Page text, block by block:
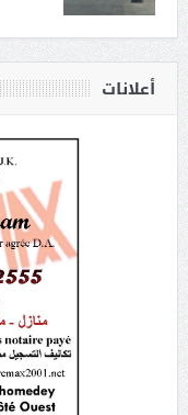
أعلانات